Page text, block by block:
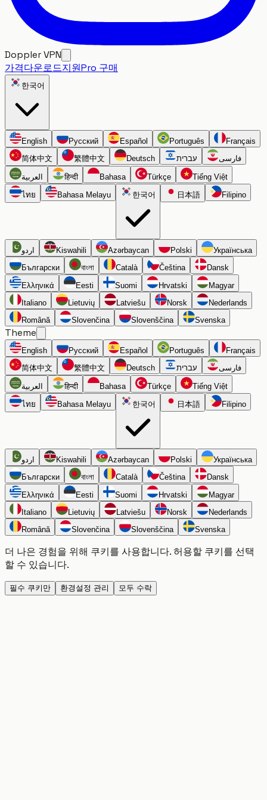
Doppler VPN
가격다운로드지원Pro 구매
한국어
English Русский Español Português
Français
简体中文
繁體中文 Deutsch עברית فارسی
العربية हिन्दी Bahasa Türkçe
Tiếng Việt
ไทย
Bahasa Melayu 한국어 日本語 Filipino
اردو Kiswahili Azərbaycan Polski
Українська
Български
বাংলা Català Čeština
Dansk
Ελληνικά
Eesti Suomi Hrvatski
Magyar
Italiano
Lietuvių Latviešu Norsk
Nederlands
Română
Slovenčina Slovenščina Svenska
Theme
English Русский Español Português
Français
简体中文
繁體中文 Deutsch עברית فارسی
العربية हिन्दी Bahasa Türkçe
Tiếng Việt
ไทย
Bahasa Melayu 한국어 日本語 Filipino
اردو Kiswahili Azərbaycan Polski
Українська
Български
বাংলা Català Čeština
Dansk
Ελληνικά
Eesti Suomi Hrvatski
Magyar
Italiano
Lietuvių Latviešu Norsk
Nederlands
Română
Slovenčina Slovenščina Svenska
더 나은 경험을 위해 쿠키를 사용합니다. 허용할 쿠키를 선택
할 수 있습니다.
필수 쿠키만 환경설정 관리 모두 수락